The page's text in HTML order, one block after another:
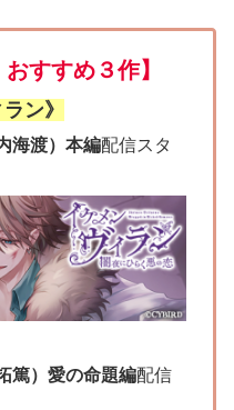
すすめ３作】
ン》
海渡）本編配信スタ
篤）愛の命題編配信